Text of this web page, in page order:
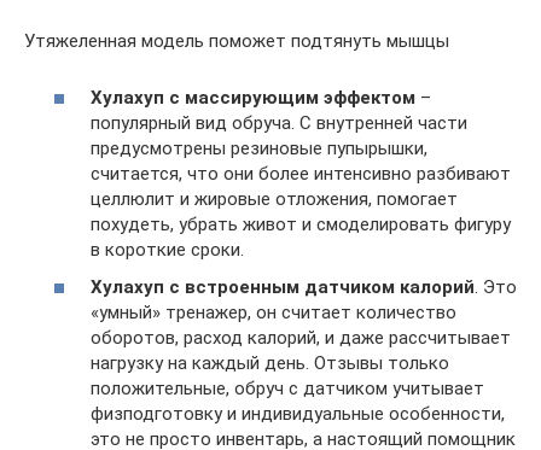
Утяжеленная модель поможет подтянуть мышцы
Хулахуп с массирующим эффектом –
популярный вид обруча. С внутренней части
предусмотрены резиновые пупырышки,
считается, что они более интенсивно разбивают
целлюлит и жировые отложения, помогает
похудеть, убрать живот и смоделировать фигуру
в короткие сроки.
Хулахуп с встроенным датчиком калорий. Это
«умный» тренажер, он считает количество
оборотов, расход калорий, и даже рассчитывает
нагрузку на каждый день. Отзывы только
положительные, обруч с датчиком учитывает
физподготовку и индивидуальные особенности,
это не просто инвентарь, а настоящий помощник